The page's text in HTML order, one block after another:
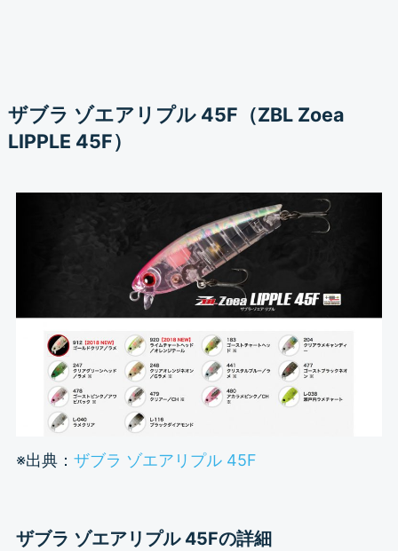
ザブラ ゾエアリプル 45F（ZBL Zoea
LIPPLE 45F）
※出典： ザブラ ゾエアリプル 45F
ザブラ ゾエアリプル 45Fの詳細